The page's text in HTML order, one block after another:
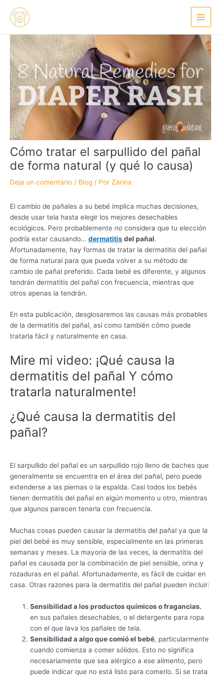
contenido
Main
Menu
Cómo tratar el sarpullido del pañal
de forma natural (y qué lo causa)
Deja un comentario / Blog / Por Zarina
El cambio de pañales a su bebé implica muchas decisiones,
desde usar tela hasta elegir los mejores desechables
ecológicos. Pero probablemente no considera que tu elección
podría estar causando… dermatitisdel pañal.
Afortunadamente, hay formas de tratar la dermatitis del pañal
de forma natural para que pueda volver a su método de
cambio de pañal preferido. Cada bebé es diferente, y algunos
tendrán dermatitis del pañal con frecuencia, mientras que
otros apenas la tendrán.
En esta publicación, desglosaremos las causas más probables
de la dermatitis del pañal, así como también cómo puede
tratarla fácil y naturalmente en casa.
Mire mi video: ¡Qué causa la
dermatitis del pañal Y cómo
tratarla naturalmente!
¿Qué causa la dermatitis del
pañal?
El sarpullido del pañal es un sarpullido rojo lleno de baches que
generalmente se encuentra en el área del pañal, pero puede
extenderse a las piernas o la espalda. Casi todos los bebés
tienen dermatitis del pañal en algún momento u otro, mientras
que algunos parecen tenerla con frecuencia.
Muchas cosas pueden causar la dermatitis del pañal ya que la
piel del bebé es muy sensible, especialmente en las primeras
semanas y meses. La mayoría de las veces, la dermatitis del
pañal es causada por la combinación de piel sensible, orina y
rozaduras en el pañal. Afortunadamente, es fácil de cuidar en
casa. Otras razones para la dermatitis del pañal pueden incluir:
Sensibilidad a los productos químicos o fragancias.
en sus pañales desechables, o el detergente para ropa
con el que lava los pañales de tela.
Sensibilidad a algo que comió el bebé, particularmente
cuando comienza a comer sólidos. Esto no significa
necesariamente que sea alérgico a ese alimento, pero
puede indicar que no está listo para comerlo. Si se trata
de
entradas